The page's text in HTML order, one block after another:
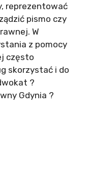
reprezentować
pismo czy
W
z pomocy
często
skorzystać i do
?
Gdynia ?